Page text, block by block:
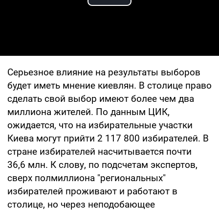
Play Video
Серьезное влияние на результаты выборов
будет иметь мнение киевлян. В столице право
сделать свой выбор имеют более чем два
миллиона жителей. По данным ЦИК,
ожидается, что на избирательные участки
Киева могут прийти 2 117 800 избирателей. В
стране избирателей насчитывается почти
36,6 млн. К слову, по подсчетам экспертов,
сверх полмиллиона "региональных"
избирателей проживают и работают в
столице, но через неподобающее